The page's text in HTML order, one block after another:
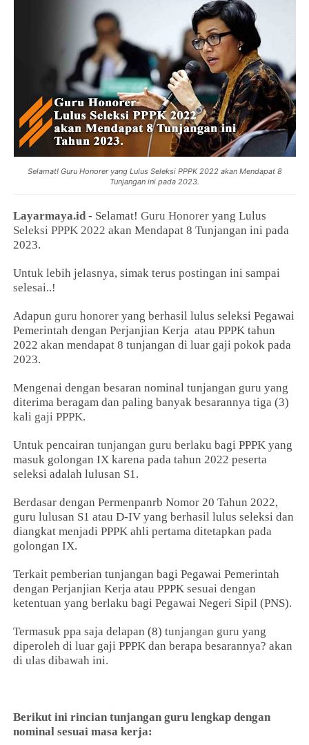
Selamat! Guru Honorer yang Lulus Seleksi PPPK 2022 akan Mendapat 8
Tunjangan ini pada 2023.
Layarmaya.id- Selamat!Guru Honorer yang Lulus
Seleksi PPPK 2022 akan Mendapat 8 Tunjangan ini pada
2023.
Untuk lebih jelasnya, simak terus postingan ini sampai
selesai..!
Adapun guru honorer yang berhasil lulus seleksi Pegawai
Pemerintah dengan Perjanjian Kerja atau PPPK tahun
2022 akan mendapat 8 tunjangan di luar gaji pokok pada
2023.
Mengenai dengan besaran nominal tunjangan guru yang
diterima beragam dan paling banyak besarannya tiga (3)
kali gaji PPPK.
Untuk pencairantunjangan guruberlaku bagi PPPK yang
masuk golongan IX karena pada tahun 2022 peserta
seleksi adalah lulusan S1.
Berdasar dengan Permenpanrb Nomor 20 Tahun 2022,
guru lulusan S1 atau D-IV yang berhasil lulus seleksi dan
diangkat menjadi PPPK ahli pertama ditetapkan pada
golongan IX.
Terkait pemberian tunjangan bagi Pegawai Pemerintah
dengan Perjanjian Kerja atau PPPK sesuai dengan
ketentuan yang berlaku bagi Pegawai Negeri Sipil (PNS).
Termasuk ppa saja delapan (8) tunjangan guru yang
diperoleh di luar gaji PPPK dan berapa besarannya? akan
di ulas dibawah ini.
Berikut ini rincian tunjangan guru lengkap dengan
nominal sesuai masa kerja: